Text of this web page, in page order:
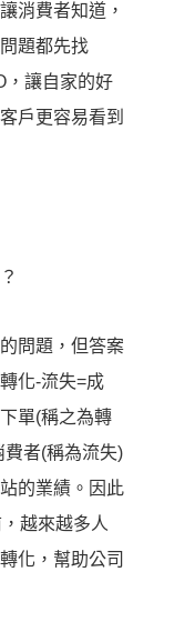
消費者知道，
題都先找
，讓自家的好
戶更容易看到
問題，但答案
化-流失=成
單(稱之為轉
者(稱為流失)
的業績。因此
越來越多人
化，幫助公司